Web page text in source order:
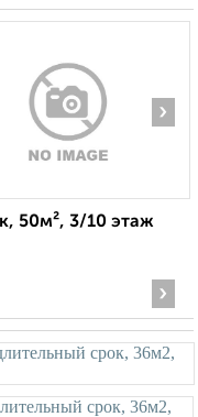
›
50м², 3/10 этаж
›